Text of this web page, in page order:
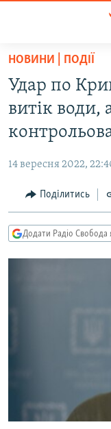
Перейти
основного
матеріалу
до
основної
навігації
Перейти
до
пошуку
ВСЕ ЗА ДОБУ
ЕКОНОМІКА
СУСПІЛЬСТВО
РОСІЙСЬКА
ДОНБАС.РЕАЛІЇ
ТИ ЯК?
СПЕЦПРОЄКТИ
ПОДКАСТИ
НОВИНИ | ПОДІЇ
Удар по
витік води,
14 вересня 2022,
Поділитись
Додати Радіо Свобода